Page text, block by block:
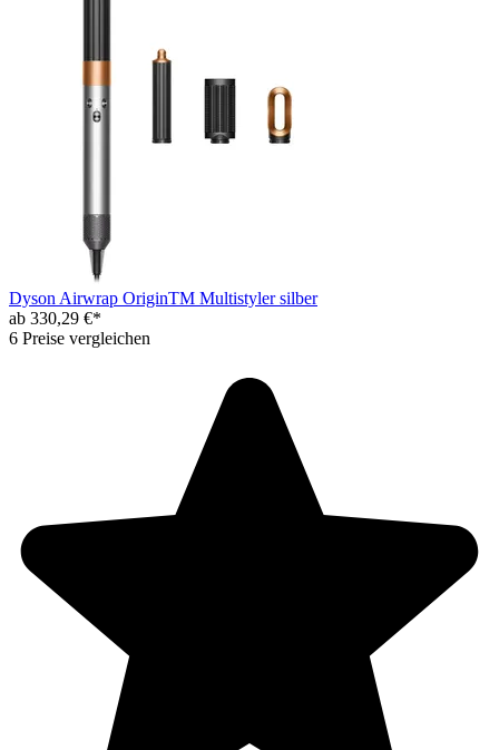
Dyson Airwrap OriginTM Multistyler silber
ab 330,29 €*
6 Preise vergleichen